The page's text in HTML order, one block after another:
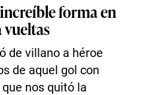
forma en
vueltas
de villano a héroe
de aquel gol con
nos quitó la